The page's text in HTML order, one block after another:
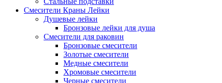
Смесители Краны Лейки
Душевые лейки
Бронзовые лейки для душа
Смесители для раковин
Бронзовые смесители
Золотые смесители
Медные смесители
Хромовые смесители
Черные смесители